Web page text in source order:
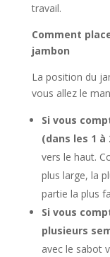
travail.
Comment
jambon
La position du
vous allez le
Si vous
(dans les 1 à
vers le haut.
plus large, la
partie la plus
Si vous
plusieurs
avec le sabot